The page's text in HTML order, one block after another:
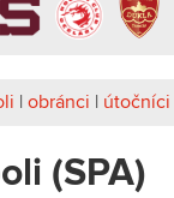
| obránci | útočníci
(SPA)